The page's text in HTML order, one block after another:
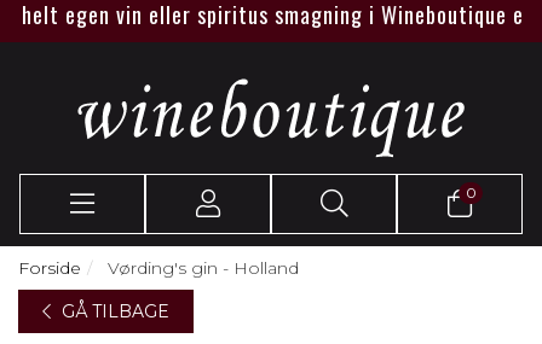
egen vin eller spiritus smagning i Wineboutique eller
0
Forside
Vørding's gin - Holland
GÅ TILBAGE